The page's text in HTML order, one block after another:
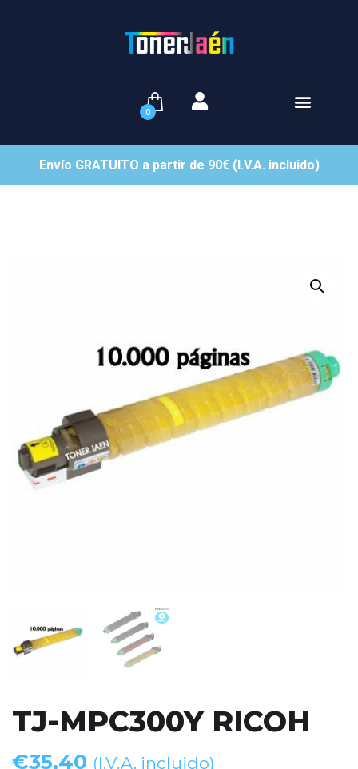
0
Envío GRATUITO a partir de 90€ (I.V.A. incluido)
TJ-MPC300Y RICOH
€35,40 (I.V.A. incluido)